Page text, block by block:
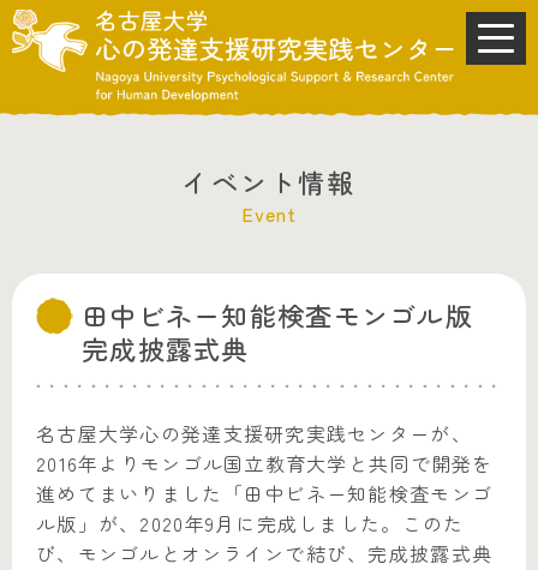
イベント情報
Event
田中ビネー知能検査モンゴル版
完成披露式典
名古屋大学心の発達支援研究実践センターが、
2016年よりモンゴル国立教育大学と共同で開発を
進めてまいりました「田中ビネー知能検査モンゴ
ル版」が、2020年9月に完成しました。このた
び、モンゴルとオンラインで結び、完成披露式典